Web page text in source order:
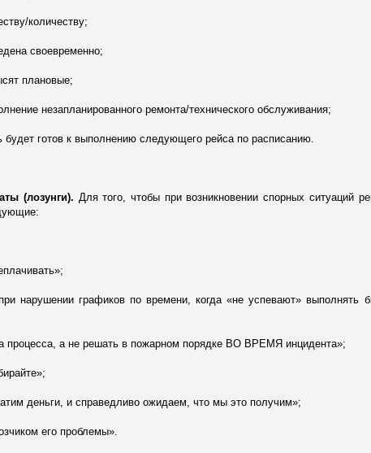
количеству;
своевременно;
плановые;
незапланированного ремонта/технического обслуживания;
будет готов к выполнению следующего рейса по расписанию.
(лозунги). Для того, чтобы при возникновении спорных ситуаций
нарушении графиков по времени, когда «не успевают» выполнять
процесса, а не решать в пожарном порядке ВО ВРЕМЯ инцидента»;
деньги, и справедливо ожидаем, что мы это получим»;
его проблемы».